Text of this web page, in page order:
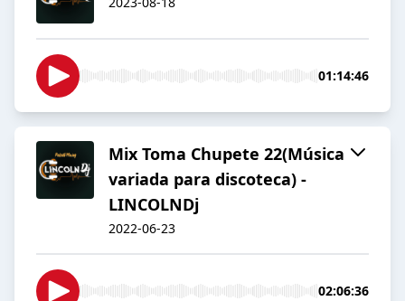
01:14:46
Mix Toma Chupete 22(Música
variada para discoteca) -
LINCOLNDj
2022-06-23
02:06:36